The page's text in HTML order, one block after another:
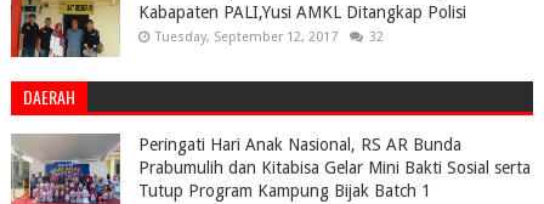
Kabapaten PALI,Yusi AMKL Ditangkap Polisi
Tuesday, September 12, 2017 32
DAERAH
Peringati Hari Anak Nasional, RS AR Bunda
Prabumulih dan Kitabisa Gelar Mini Bakti Sosial serta
Tutup Program Kampung Bijak Batch 1